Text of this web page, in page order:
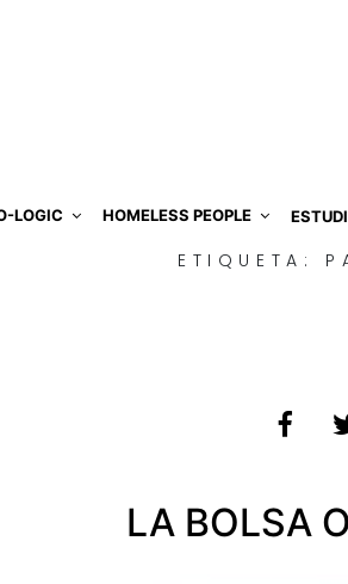
LOGIC HOMELESS PEOPLE
ETIQUETA:
LA BOLSA